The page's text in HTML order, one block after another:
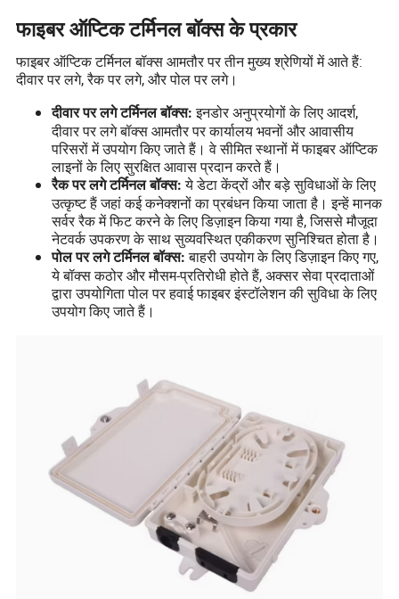
फाइबर ऑप्टिक टर्मिनल बॉक्स के प्रकार
फाइबर ऑप्टिक टर्मिनल बॉक्स आमतौर पर तीन मुख्य श्रेणियों में आते हैं:
दीवार पर लगे, रैक पर लगे, और पोल पर लगे।
दीवार पर लगे टर्मिनल बॉक्स: इनडोर अनुप्रयोगों के लिए आदर्श,
दीवार पर लगे बॉक्स आमतौर पर कार्यालय भवनों और आवासीय
परिसरों में उपयोग किए जाते हैं। वे सीमित स्थानों में फाइबर ऑप्टिक
लाइनों के लिए सुरक्षित आवास प्रदान करते हैं।
रैक पर लगे टर्मिनल बॉक्स: ये डेटा केंद्रों और बड़े सुविधाओं के लिए
उत्कृष्ट हैं जहां कई कनेक्शनों का प्रबंधन किया जाता है। इन्हें मानक
सर्वर रैक में फिट करने के लिए डिज़ाइन किया गया है, जिससे मौजूदा
नेटवर्क उपकरण के साथ सुव्यवस्थित एकीकरण सुनिश्चित होता है।
पोल पर लगे टर्मिनल बॉक्स: बाहरी उपयोग के लिए डिज़ाइन किए गए,
ये बॉक्स कठोर और मौसम-प्रतिरोधी होते हैं, अक्सर सेवा प्रदाताओं
द्वारा उपयोगिता पोल पर हवाई फाइबर इंस्टॉलेशन की सुविधा के लिए
उपयोग किए जाते हैं।